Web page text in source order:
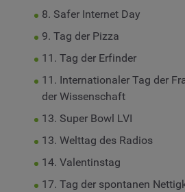
8. Safer Internet Day
9. Tag der Pizza
11. Tag der Erfinder
11. Internationaler Tag der
der Wissenschaft
13. Super Bowl LVI
13. Welttag des Radios
14. Valentinstag
17. Tag der spontanen